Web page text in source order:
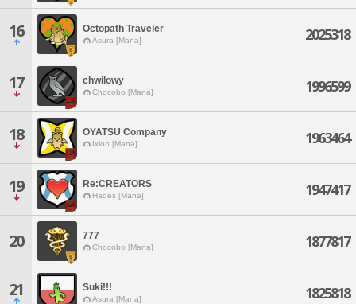
16 Octopath Traveler
Asura [Mana] 2025318
17 chwilowy
Chocobo [Mana] 1996599
18 OYATSU Company
Ixion [Mana] 1963464
19 Re:CREATORS
Hades [Mana] 1947417
20 777
Chocobo [Mana] 1877817
21 Suki!!!
Asura [Mana] 1825818